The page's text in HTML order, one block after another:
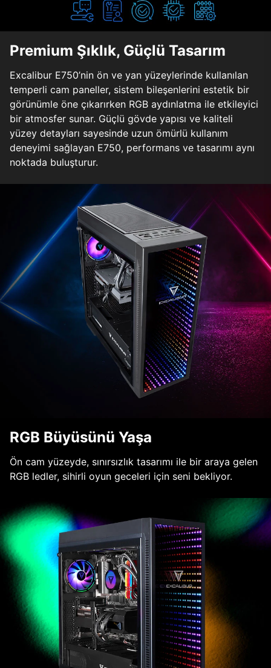
Premium Şıklık, Güçlü Tasarım
Excalibur E750’nin ön ve yan yüzeylerinde kullanılan
temperli cam paneller, sistem bileşenlerini estetik bir
görünümle öne çıkarırken RGB aydınlatma ile etkileyici
bir atmosfer sunar. Güçlü gövde yapısı ve kaliteli
yüzey detayları sayesinde uzun ömürlü kullanım
deneyimi sağlayan E750, performans ve tasarımı aynı
noktada buluşturur.
RGB Büyüsünü Yaşa
Ön cam yüzeyde, sınırsızlık tasarımı ile bir araya gelen
RGB ledler, sihirli oyun geceleri için seni bekliyor.